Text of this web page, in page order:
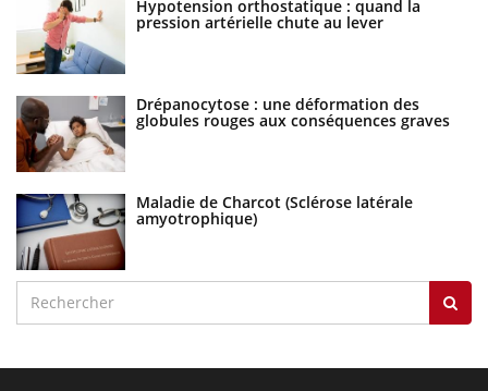
Hypotension orthostatique : quand la
pression artérielle chute au lever
Drépanocytose : une déformation des
globules rouges aux conséquences graves
Maladie de Charcot (Sclérose latérale
amyotrophique)